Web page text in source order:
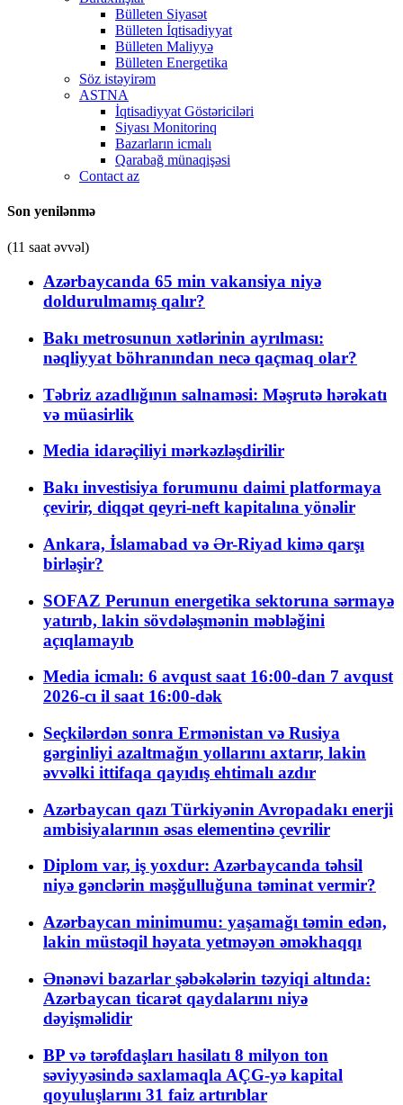
Bülleten Siyasət
Bülleten İqtisadiyyat
Bülleten Maliyyə
Bülleten Energetika
Söz istəyirəm
ASTNA
İqtisadiyyat Göstəriciləri
Siyası Monitorinq
Bazarların icmalı
Qarabağ münaqişəsi
Contact az
Son yenilənmə
(11 saat əvvəl)
Azərbaycanda 65 min vakansiya niyə
doldurulmamış qalır?
Bakı metrosunun xətlərinin ayrılması:
nəqliyyat böhranından necə qaçmaq olar?
Təbriz azadlığının salnaməsi: Məşrutə hərəkatı
və müasirlik
Media idarəçiliyi mərkəzləşdirilir
Bakı investisiya forumunu daimi platformaya
çevirir, diqqət qeyri-neft kapitalına yönəlir
Ankara, İslamabad və Ər-Riyad kimə qarşı
birləşir?
SOFAZ Perunun energetika sektoruna sərmayə
yatırıb, lakin sövdələşmənin məbləğini
açıqlamayıb
Media icmalı: 6 avqust saat 16:00-dan 7 avqust
2026-cı il saat 16:00-dək
Seçkilərdən sonra Ermənistan və Rusiya
gərginliyi azaltmağın yollarını axtarır, lakin
əvvəlki ittifaqa qayıdış ehtimalı azdır
Azərbaycan qazı Türkiyənin Avropadakı enerji
ambisiyalarının əsas elementinə çevrilir
Diplom var, iş yoxdur: Azərbaycanda təhsil
niyə gənclərin məşğulluğuna təminat vermir?
Azərbaycan minimumu: yaşamağı təmin edən,
lakin müstəqil həyata yetməyən əməkhaqqı
Ənənəvi bazarlar şəbəkələrin təzyiqi altında:
Azərbaycan ticarət qaydalarını niyə
dəyişməlidir
BP və tərəfdaşları hasilatı 8 milyon ton
səviyyəsində saxlamaqla AÇG-yə kapital
qoyuluşlarını 31 faiz artırıblar